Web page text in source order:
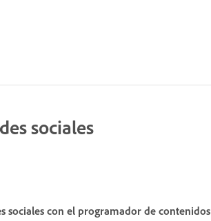
sociales
con el programador de